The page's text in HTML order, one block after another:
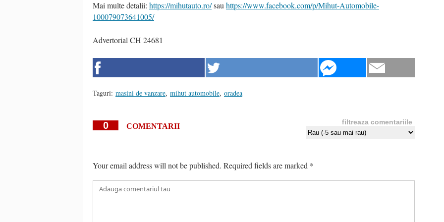
Mai multe detalii: https://mihutauto.ro/sau https://www.facebook.com/p/Mihut-Automobile-
100079073641005/
Advertorial CH 24681
Taguri: masini de vanzare, mihut automobile, oradea
0 COMENTARII filtreaza comentariile
Your email address will not be published. Required fields are marked *